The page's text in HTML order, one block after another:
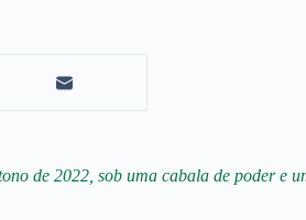
de 2022, sob uma cabala de poder